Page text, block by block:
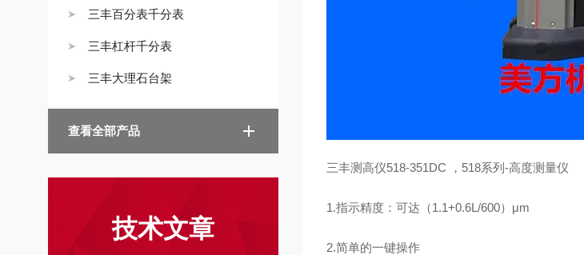
三丰百分表千分表
三丰杠杆千分表
三丰大理石台架
查看全部产品
技术文章
三丰测高仪518-351DC ， 518系列-高度测量仪
1.指示精度：可达（1.1+0.6L/600） μm
2.简单的一键操作